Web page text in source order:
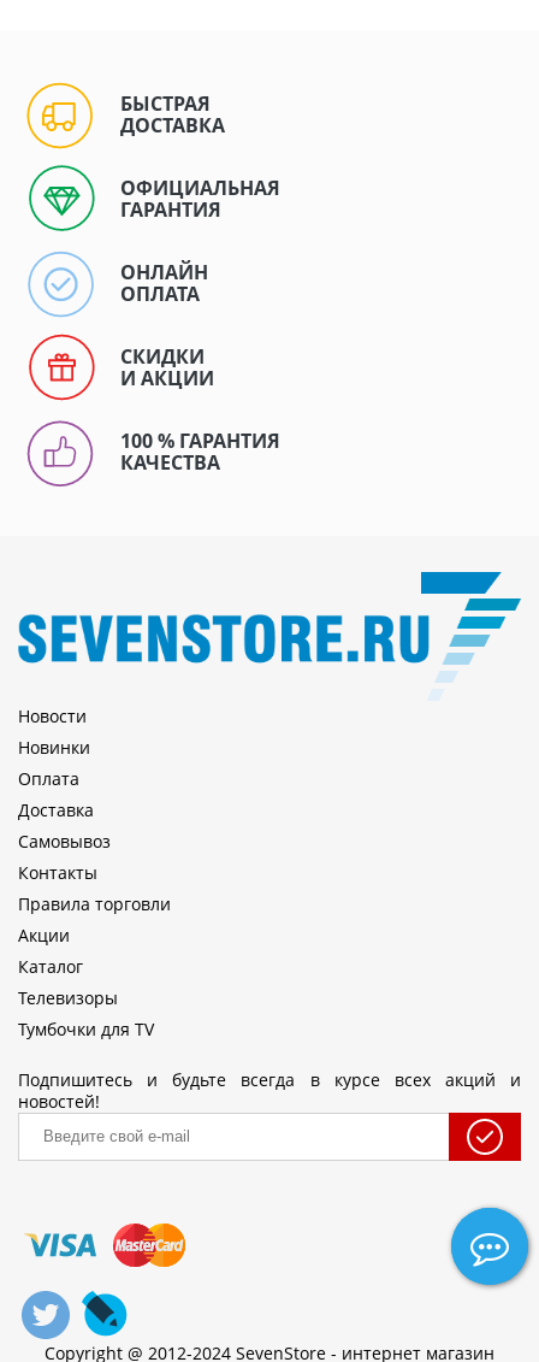
БЫСТРАЯ
ДОСТАВКА
ОФИЦИАЛЬНАЯ
ГАРАНТИЯ
ОНЛАЙН
ОПЛАТА
СКИДКИ
И АКЦИИ
100 % ГАРАНТИЯ
КАЧЕСТВА
Новости
Новинки
Оплата
Доставка
Самовывоз
Контакты
Правила торговли
Акции
Каталог
Телевизоры
Тумбочки для TV
Подпишитесь и будьте всегда в курсе всех акций и
новостей!
Copyright @ 2012-2024 SevenStore - интернет магазин